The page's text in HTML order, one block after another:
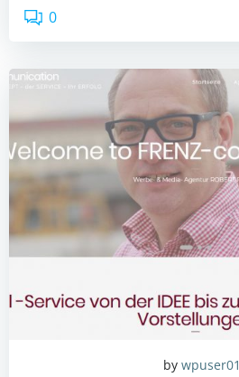
0
by wpuser01